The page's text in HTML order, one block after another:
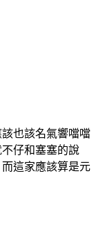
也該名氣響噹噹
仔和塞塞的說
這家應該算是元